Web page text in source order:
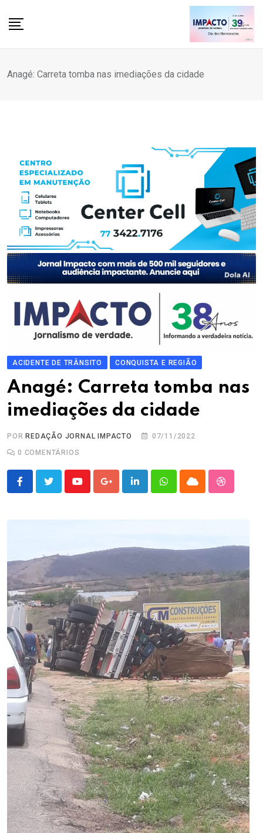
Anagé: Carreta tomba nas imediações da cidade
ACIDENTE DE TRÂNSITO CONQUISTA E REGIÃO
Anagé: Carreta tomba nas
imediações da cidade
POR REDAÇÃO JORNAL IMPACTO
07/11/2022
0 COMENTÁRIOS
YoutubeGoogle+LinkedInWhatsappCloud